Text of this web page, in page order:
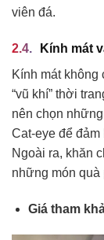
viên đá.
Kính mát
Kính mát không
“vũ khí” thời
nên chọn
Cat-eye để
Ngoài ra, khăn
những món quà
Giá tham